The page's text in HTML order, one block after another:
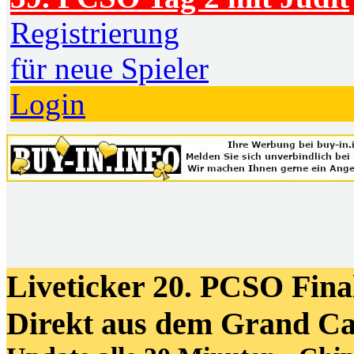
Registrierung
für neue Spieler
Login
Liveticker 20. PCSO
Direkt aus dem Grand